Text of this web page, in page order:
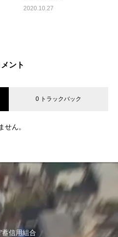
2020.10.27
ント
0 トラックバック
せん。
蓄信用組合